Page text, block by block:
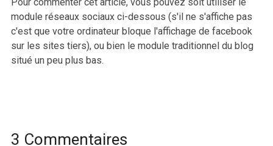
Pour commenter cet article, vous pouvez soit utiliser le
module réseaux sociaux ci-dessous (s'il ne s'affiche pas
c'est que votre ordinateur bloque l'affichage de facebook
sur les sites tiers), ou bien le module traditionnel du blog
situé un peu plus bas.
3 Commentaires